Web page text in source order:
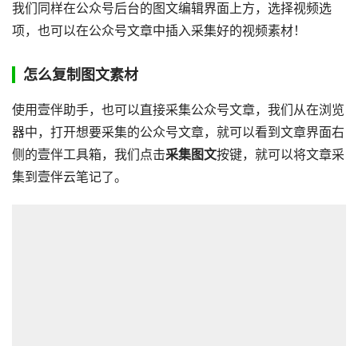
我们同样在公众号后台的图文编辑界面上方，选择视频选
项，也可以在公众号文章中插入采集好的视频素材！
怎么复制图文素材
使用壹伴助手，也可以直接采集公众号文章，我们从在浏览
器中，打开想要采集的公众号文章，就可以看到文章界面右
侧的壹伴工具箱，我们点击采集图文按键，就可以将文章采
集到壹伴云笔记了。